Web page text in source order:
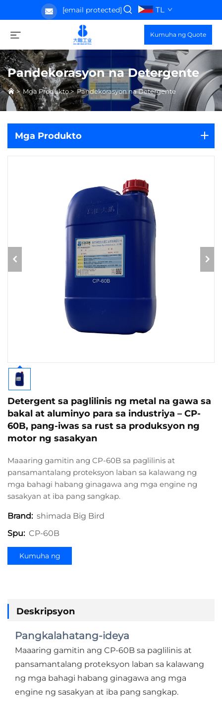
[email protected] TL
Kumuha ng Quote
Pandekorasyon na Detergente
>Mga Produkto>Pandekorasyon na Detergente
Mga Produkto
Detergent sa paglilinis ng metal na gawa sa
bakal at aluminyo para sa industriya – CP-
60B, pang-iwas sa rust sa produksyon ng
motor ng sasakyan
Maaaring gamitin ang CP-60B sa paglilinis at
pansamantalang proteksyon laban sa kalawang ng
mga bahagi habang ginagawa ang mga engine ng
sasakyan at iba pang sangkap.
Brand: shimada Big Bird
Spu: CP-60B
Kumuha ng
Deskripsyon
Pangkalahatang-ideya
Maaaring gamitin ang CP-60B sa paglilinis at
pansamantalang proteksyon laban sa kalawang
ng mga bahagi habang ginagawa ang mga
engine ng sasakyan at iba pang sangkap.